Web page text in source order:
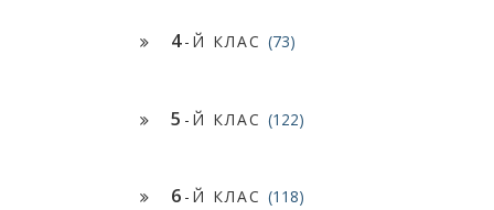
4-Й КЛАС (73)
5 -Й КЛАС (122)
6 -Й КЛАС (118)